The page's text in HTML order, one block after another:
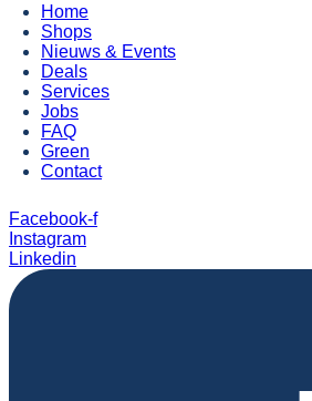
Home
Shops
Nieuws & Events
Deals
Services
Jobs
FAQ
Green
Contact
Facebook-f
Instagram
Linkedin